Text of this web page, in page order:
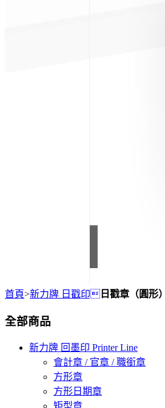
首頁>新力牌 日戳印 日戳章（圓形）
全部商品
新力牌 回墨印 Printer Line
會計章 / 官章 / 職銜章
方形章
方形日期章